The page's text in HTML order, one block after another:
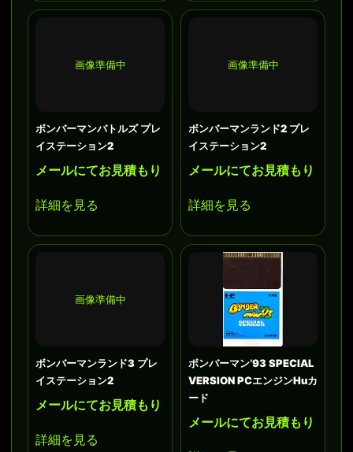
画像準備中
ボンバーマンバトルズ プレ
イステーション2
メールにてお見積もり
詳細を見る
画像準備中
ボンバーマンランド2 プレ
イステーション2
メールにてお見積もり
詳細を見る
画像準備中
ボンバーマンランド3 プレ
イステーション2
メールにてお見積もり
詳細を見る
ボンバーマン’93 SPECIAL
VERSION PCエンジンHuカ
ード
メールにてお見積もり